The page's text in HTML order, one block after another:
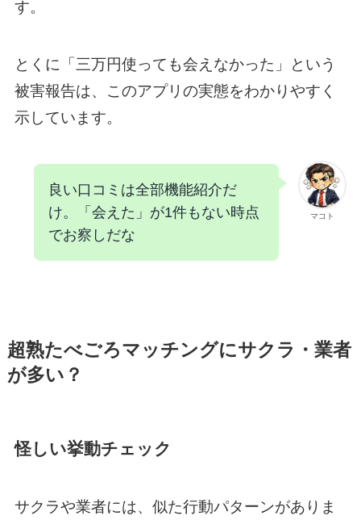
す。
とくに「三万円使っても会えなかった」という
被害報告は、このアプリの実態をわかりやすく
示しています。
マコト
良い口コミは全部機能紹介だ
け。「会えた」が1件もない時点
でお察しだな
超熟たべごろマッチングにサクラ・業者
が多い？
怪しい挙動チェック
サクラや業者には、似た行動パターンがありま